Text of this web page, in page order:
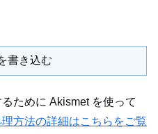
書き込む
ために Akismet を使って
方法の詳細はこちらをご覧